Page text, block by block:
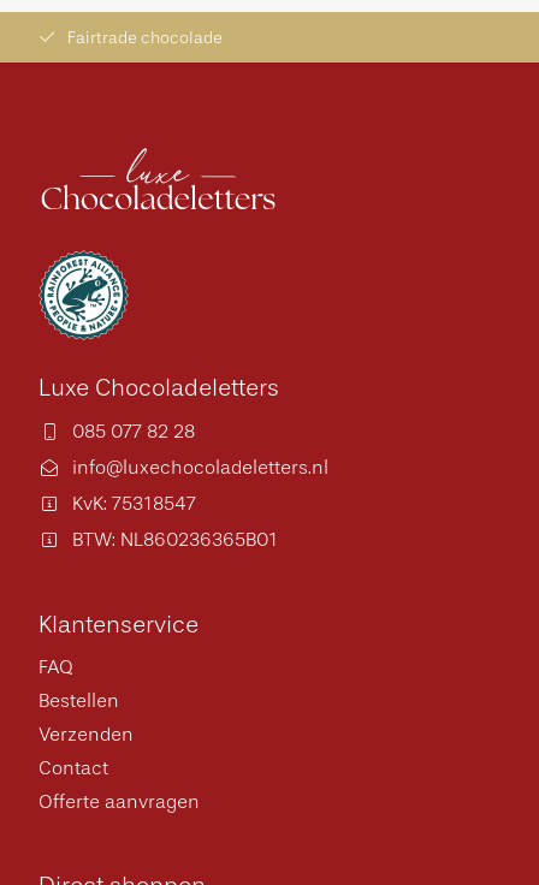
Fairtrade chocolade
Luxe Chocoladeletters
085 077 82 28
info@luxechocoladeletters.nl
KvK: 75318547
BTW: NL860236365B01
Klantenservice
FAQ
Bestellen
Verzenden
Contact
Offerte aanvragen